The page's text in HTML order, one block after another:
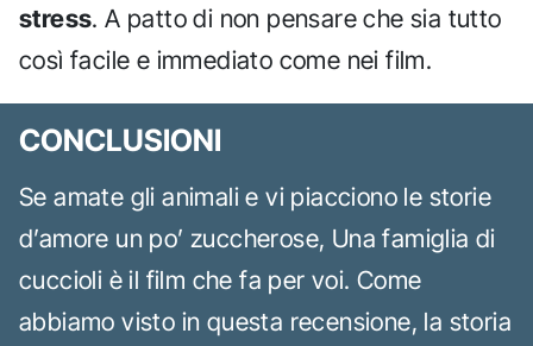
stress. A patto di non pensare che sia tutto
così facile e immediato come nei film.
CONCLUSIONI
Se amate gli animali e vi piacciono le storie
d’amore un po’ zuccherose, Una famiglia di
cuccioli è il film che fa per voi. Come
abbiamo visto in questa recensione, la storia